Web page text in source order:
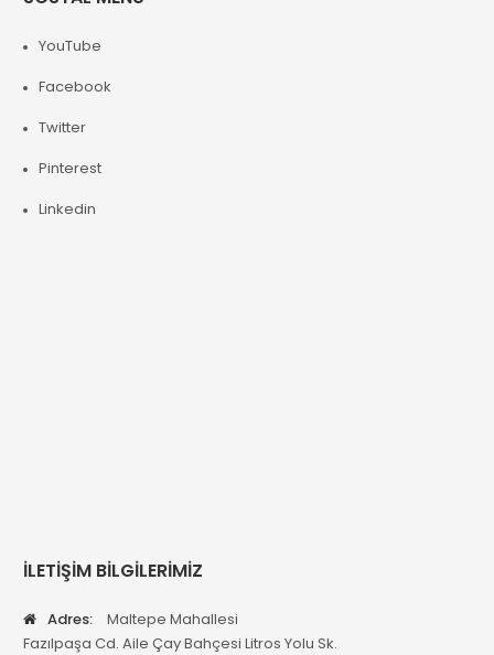
YouTube
Facebook
Twitter
Pinterest
Linkedin
İLETİŞİM BİLGİLERİMİZ
Adres:
Maltepe Mahallesi
Fazılpaşa Cd. Aile Çay Bahçesi Litros Yolu Sk.